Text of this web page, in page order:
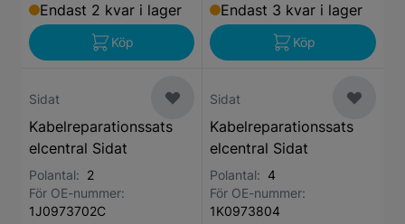
Endast 2 kvar i lager
Köp
Endast 3 kvar i lager
Köp
Sidat
Kabelreparationssats
elcentral Sidat
Polantal: 2
För OE-nummer:
1J0973702C
Sidat
Kabelreparationssats
elcentral Sidat
Polantal: 4
För OE-nummer:
1K0973804